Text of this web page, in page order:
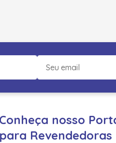
Conheça nosso
para Revendedoras